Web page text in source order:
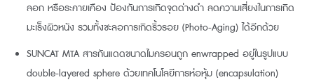
ลอก หรือระคายเคือง ป้องกันการเกิดจุดด่างดำ ลดความเสี่ยงในการเกิด
มะเร็งผิวหนัง รวมทั้งชะลอการเกิดริ้วรอย (Photo-Aging) ได้อีกด้วย
SUNCAT MTA สารกันแดดขนาดไมครอนถูก enwrapped อยู่ในรูปแบบ
double-layered sphere ด้วยเทคโนโลยีการห่อหุ้ม (encapsulation)